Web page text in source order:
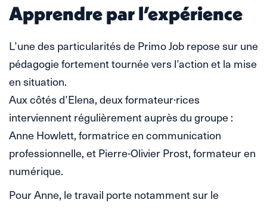
Apprendre par l’expérience
L’une des particularités de Primo Job repose sur une
pédagogie fortement tournée vers l’action et la mise
en situation.
Aux côtés d’Elena, deux formateur·rices
interviennent régulièrement auprès du groupe :
Anne Howlett, formatrice en communication
professionnelle, et Pierre-Olivier Prost, formateur en
numérique.
Pour Anne, le travail porte notamment sur le